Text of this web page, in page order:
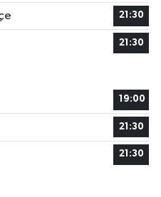
21:30
21:30
19:00
21:30
21:30